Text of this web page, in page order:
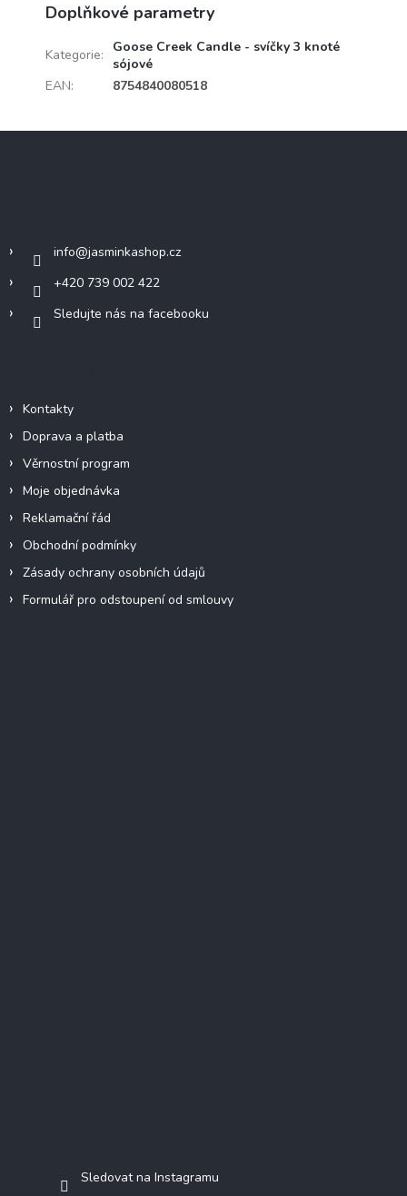
Doplňkové parametry
Kategorie:
Goose Creek Candle - svíčky 3 knoté
sójové
EAN: 8754840080518
info@jasminkashop.cz
+420 739 002 422
Sledujte nás na facebooku
Kontakty
Doprava a platba
Věrnostní program
Moje objednávka
Reklamační řád
Obchodní podmínky
Zásady ochrany osobních údajů
Formulář pro odstoupení od smlouvy
Sledovat na Instagramu